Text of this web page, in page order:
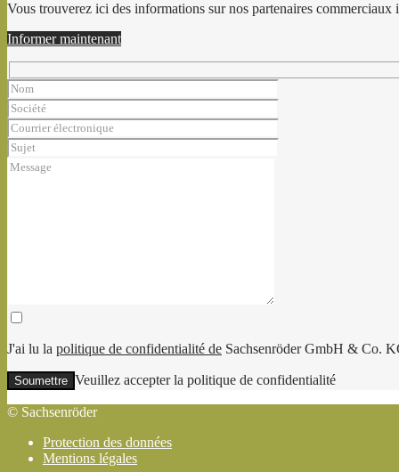
Vous trouverez ici des informations sur nos partenaires commerciaux
Informer maintenant
J'ai lu la politique de confidentialité de Sachsenröder GmbH & Co.
Veuillez laisser ce champ vide.
Veuillez accepter la politique de confidentialité
© Sachsenröder
Protection des données
Mentions légales